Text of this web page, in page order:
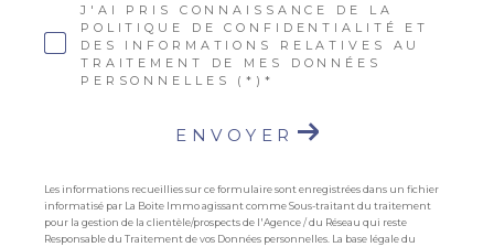
J'AI PRIS CONNAISSANCE DE LA
POLITIQUE DE CONFIDENTIALITÉ ET
DES INFORMATIONS RELATIVES AU
TRAITEMENT DE MES DONNÉES
PERSONNELLES (*)*
ENVOYER
Les informations recueillies sur ce formulaire sont enregistrées dans un fichier
informatisé par La Boite Immo agissant comme Sous-traitant du traitement
pour la gestion de la clientèle/prospects de l'Agence / du Réseau qui reste
Responsable du Traitement de vos Données personnelles. La base légale du